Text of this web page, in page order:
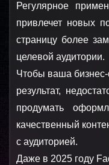
Регулярное
привлечет новых
страницу более
целевой аудитории.
Чтобы ваша
результат,
продумать
качественный
с аудиторией.
Даже в 2025 году